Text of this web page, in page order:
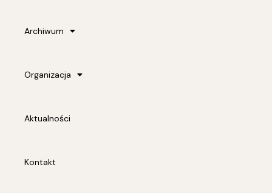
Archiwum
Organizacja
Aktualności
Kontakt